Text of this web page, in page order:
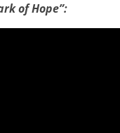
of Hope”: